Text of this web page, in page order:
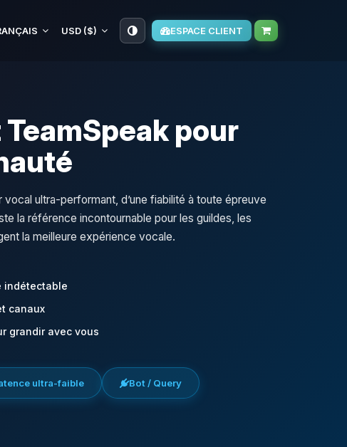
USD ($) ESPACE CLIENT
pour
ultra-performant, d’une fiabilité à toute épreuve
la référence incontournable pour les guildes, les
la meilleure expérience vocale.
indétectable
canaux
grandir avec vous
ultra-faible Bot / Query